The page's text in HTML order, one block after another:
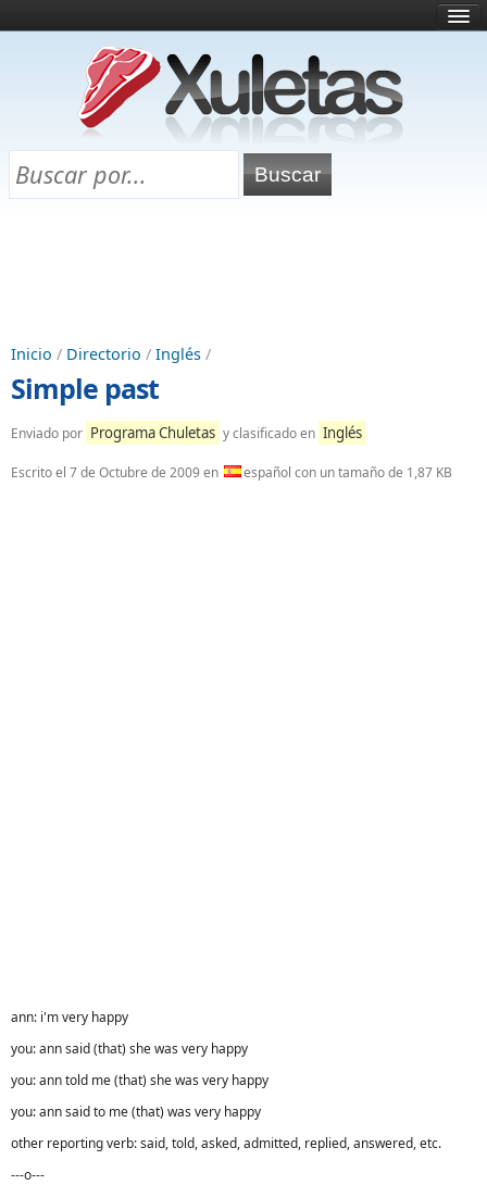
¿Qué es esto?
Directorio
Chuletas para exámenes
Inicio / Directorio / Inglés /
Simple past
Enviado por Programa Chuletas y clasificado en Inglés
Escrito el 7 de Octubre de 2009en español con un tamaño de 1,87 KB
ann: i'm very happy
you: ann said (that) she was very happy
you: ann told me (that) she was very happy
you: ann said to me (that) was very happy
other reporting verb: said, told, asked, admitted, replied, answered, etc.
---o---